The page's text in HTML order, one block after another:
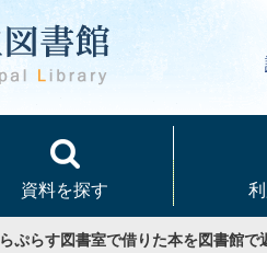
資料を探す
らぷらす図書室で借りた本を図書館で